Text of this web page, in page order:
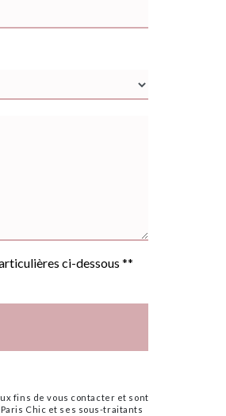
ci-dessous **
fins de vous contacter et sont
Chic et ses sous-traitants